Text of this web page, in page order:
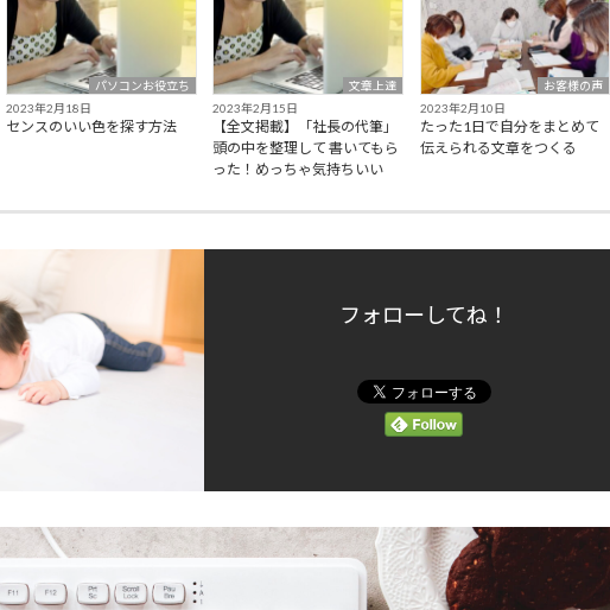
パソコンお役立ち
2023年2月18日
センスのいい色を探す方法
文章上達
2023年2月15日
【全文掲載】「社長の代筆」
頭の中を整理して 書いてもら
った！めっちゃ気持ちいい
お客様の声
2023年2月10日
たった1日で自分をまとめて
伝えられる文章をつくる
フォローしてね！